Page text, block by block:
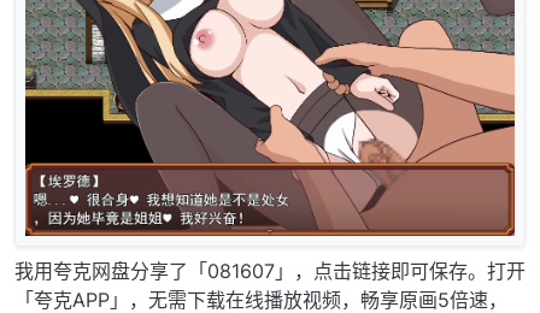
我用夸克网盘分享了「081607」，点击链接即可保存。打开
「夸克APP」，无需下载在线播放视频，畅享原画5倍速，